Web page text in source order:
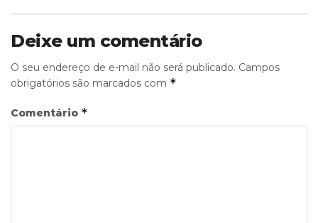
Deixe um comentário
O seu endereço de e-mail não será publicado. Campos
obrigatórios são marcados com *
Comentário *